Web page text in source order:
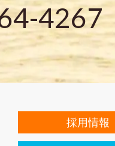
4267
採用情報